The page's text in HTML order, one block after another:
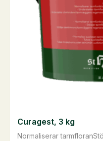
Normaliserar
Curagest, 3 kg